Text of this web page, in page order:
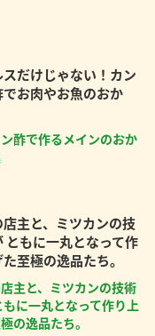
スだけじゃない！カン
でお肉やお魚のおか
酢で作るメインのおか
店主と、ミツカンの技
ともに一丸となって作
至極の逸品たち。
主と、ミツカンの技術
もに一丸となって作り上
の逸品たち。